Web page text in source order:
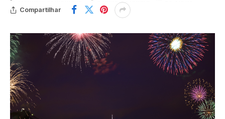
Compartilhar